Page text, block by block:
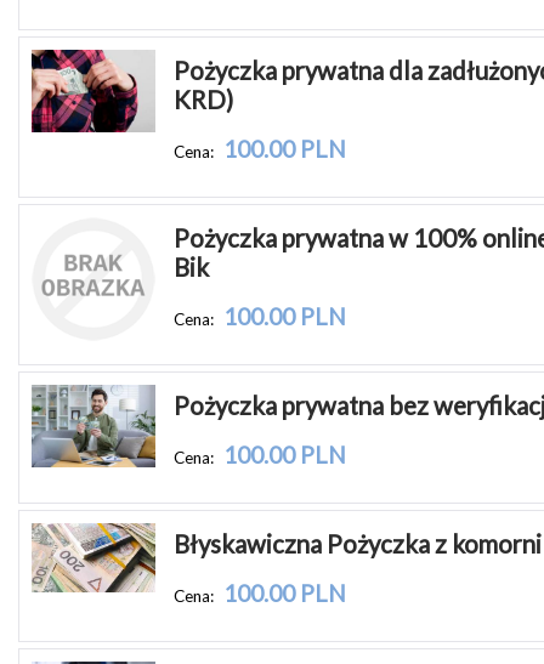
Pożyczka prywatna dla
KRD)
Cena: 100.00 PLN
Pożyczka prywatna w 100%
Bik
Cena: 100.00 PLN
Pożyczka prywatna bez
Cena: 100.00 PLN
Błyskawiczna Pożyczka z
Cena: 100.00 PLN